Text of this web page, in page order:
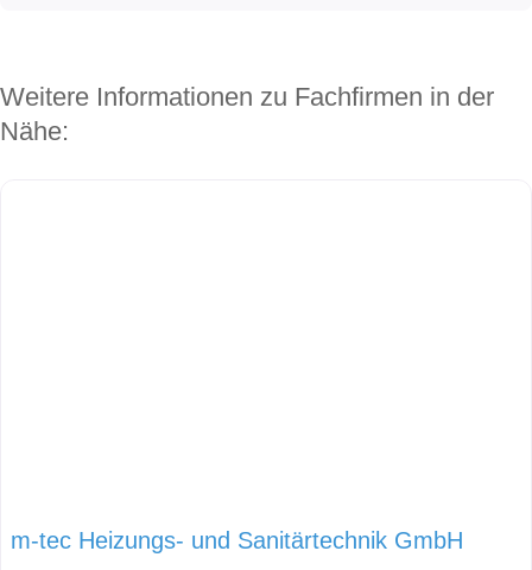
Weitere Informationen zu Fachfirmen in der
Nähe:
m-tec Heizungs- und Sanitärtechnik GmbH